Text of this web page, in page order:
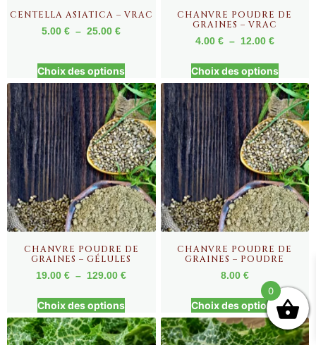
CENTELLA ASIATICA – VRAC
5.00€ – 25.00€
Choix des options
CHANVRE POUDRE DE
GRAINES – VRAC
4.00 € – 12.00 €
Choix des options
CHANVRE POUDRE DE
GRAINES – GÉLULES
19.00€ – 129.00€
Choix des options
CHANVRE POUDRE DE
GRAINES – POUDRE
8.00 €
Choix des options
0